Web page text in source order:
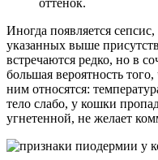
Иногда появляется
указанных выше
встречаются редко, но в
большая вероятность
ним относятся:
тело слабо, у кошки
угнетенной, не желает